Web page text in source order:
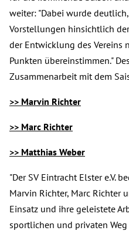
weiter: "Dabei wurde
Vorstellungen hinsichtlich
der Entwicklung des Vereins
Punkten übereinstimmen."
Zusammenarbeit mit dem
>> Marvin Richter
>> Marc Richter
>> Matthias Weber
"Der SV Eintracht Elster e.V.
Marvin Richter, Marc Richter
Einsatz und ihre geleistete
sportlichen und privaten